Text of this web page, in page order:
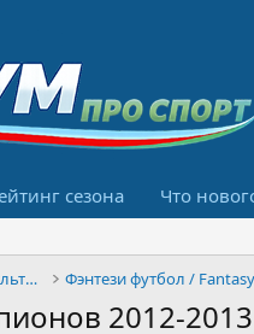
сезона Что
Конкурсы прогнозов и обсуждение результатов Фэнтези футбол /
2012-